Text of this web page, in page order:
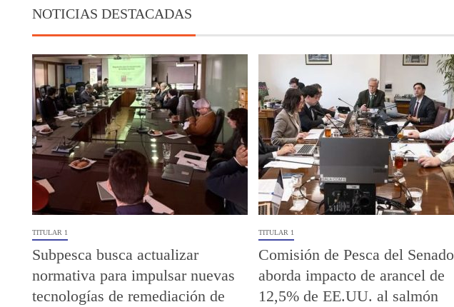
NOTICIAS DESTACADAS
TITULAR 1
Subpesca busca actualizar
normativa para impulsar nuevas
tecnologías de remediación de
TITULAR 1
Comisión de Pesca del Senado
aborda impacto de arancel de
12,5% de EE.UU. al salmón